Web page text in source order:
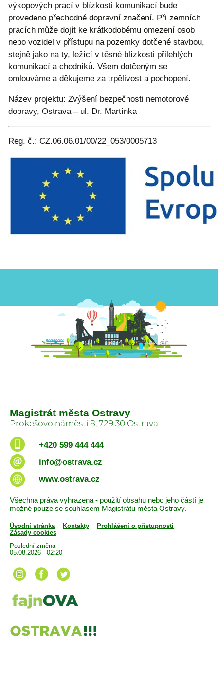
výkopových prací v blízkosti komunikací bude
provedeno přechodné dopravní značení. Při zemních
pracích může dojít ke krátkodobému omezení osob
nebo vozidel v přístupu na pozemky dotčené stavbou,
stejně jako na ty, ležící v těsné blízkosti přilehlých
komunikací a chodníků. Všem dotčeným se
omlouváme a děkujeme za trpělivost a pochopení.
Název projektu: Zvýšení bezpečnosti nemotorové
dopravy, Ostrava – ul. Dr. Martínka
Reg. č.: CZ.06.06.01/00/22_053/0005713
Magistrát města Ostravy
Prokešovo náměstí 8, 729 30 Ostrava
+420 599 444 444
info@ostrava.cz
www.ostrava.cz
Všechna práva vyhrazena - použití obsahu nebo jeho částí je
možné pouze se souhlasem Magistrátu města Ostravy.
Úvodní stránka Kontakty
Prohlášení o přístupnosti
Zásady cookies
Poslední změna
05.08.2026 - 02:20